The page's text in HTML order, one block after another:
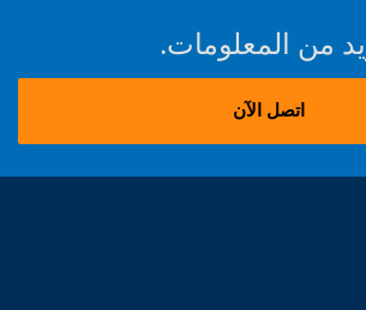
من المعلومات.
اتصل الآن